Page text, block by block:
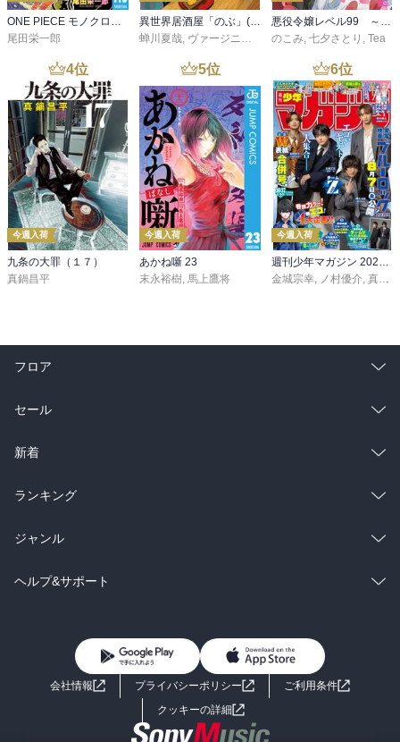
尾田栄一郎
蝉川夏哉 ヴァージニア二等兵 ,転
のこみ 七夕さとり Tea
4位
今週入荷
九条の大罪（１７）
真鍋昌平
5位
今週入荷
あかね噺 23
末永裕樹, 馬上鷹将
6位
今週入荷
週刊少年マガジン 2026年36・37号[2026年8月5日発売]
金城宗幸, ノ村優介, 真島ヒロ
フロア
総合
ラノベ
雑誌・グラビア
BL・TL
セール
総合
ラノベ
雑誌・グラビア
BL・TL
新着
総合
ラノベ
雑誌・グラビア
ランキング
総合
ラノベ
ジャンル
コミック
ライトノベル 男子向けラノベ
小説
ヘルプ&サポート
よくあるご質問 お問い合わせ
会社情報 プライバシーポリシー
ご利用条件
クッキーの詳細